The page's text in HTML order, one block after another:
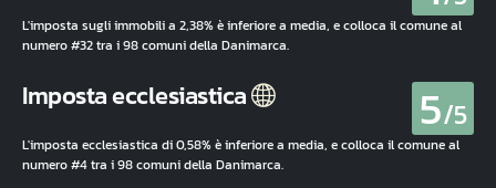
L'imposta sugli immobili a 2,38% è inferiore a media, e colloca il comune al
numero #32 tra i 98 comuni della Danimarca.
Imposta ecclesiastica 5/5
L'imposta ecclesiastica di 0,58% è inferiore a media, e colloca il comune al
numero #4 tra i 98 comuni della Danimarca.